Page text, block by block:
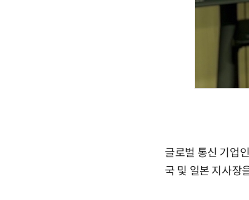
글로벌 통신 기업
국 및 일본 지사장